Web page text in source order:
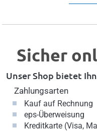
Sicher
Unser Shop bietet
Zahlungsarten
Kauf auf Rechnung
eps-Überweisung
Kreditkarte (Visa,